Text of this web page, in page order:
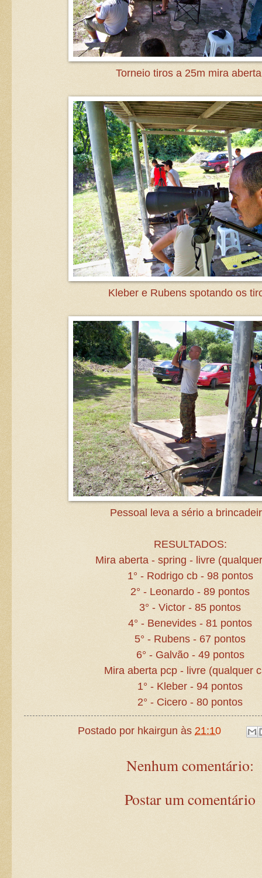
Torneio tiros a 25m mira
Kleber e Rubens spotando os
Pessoal leva a sério a
RESULTADOS:
Mira aberta - spring - livre
1° - Rodrigo cb - 98 pontos
2° - Leonardo - 89 pontos
3° - Victor - 85 pontos
4° - Benevides - 81 pontos
5° - Rubens - 67 pontos
6° - Galvão - 49 pontos
Mira aberta pcp - livre (qualquer
1° - Kleber - 94 pontos
2° - Cicero - 80 pontos
Postado por hkairgun às21:10
Nenhum comentário:
Postar um comentário